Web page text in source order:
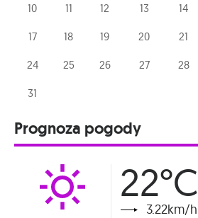
10 11 12 13 14
17 18 19 20 21
24 25 26 27 28
31
Prognoza pogody
22°C
3.22km/h